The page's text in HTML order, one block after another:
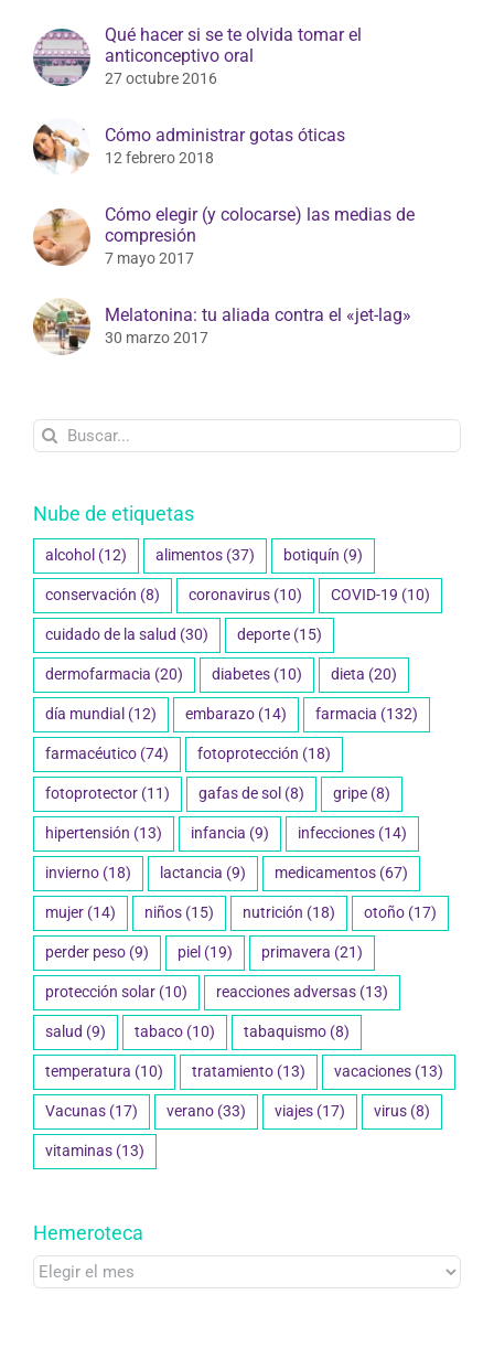
Qué hacer si se te olvida tomar el
anticonceptivo oral
27 octubre 2016
Cómo administrar gotas óticas
12 febrero 2018
Cómo elegir (y colocarse) las medias de
compresión
7 mayo 2017
Melatonina: tu aliada contra el «jet-lag»
30 marzo 2017
Buscar:
Nube de etiquetas
alcohol (12) alimentos (37) botiquín (9)
conservación (8) coronavirus (10) COVID-19 (10)
cuidado de la salud (30) deporte (15)
dermofarmacia (20) diabetes (10) dieta (20)
día mundial (12) embarazo (14) farmacia (132)
farmacéutico (74) fotoprotección (18)
fotoprotector (11) gafas de sol (8) gripe (8)
hipertensión (13) infancia (9) infecciones (14)
invierno (18) lactancia (9) medicamentos (67)
mujer (14) niños (15) nutrición (18) otoño (17)
perder peso (9) piel (19) primavera (21)
protección solar (10) reacciones adversas (13)
salud (9) tabaco (10) tabaquismo (8)
temperatura (10) tratamiento (13) vacaciones (13)
Vacunas (17) verano (33) viajes (17) virus (8)
vitaminas (13)
Hemeroteca
Hemeroteca